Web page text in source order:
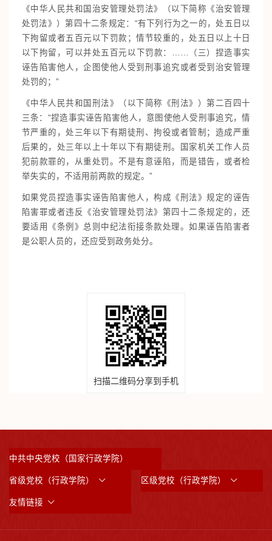
《中华人民共和国治安管理处罚法》（以下简称《治安管理
处罚法》）第四十二条规定：“有下列行为之一的，处五日以
下拘留或者五百元以下罚款；情节较重的，处五日以上十日
以下拘留，可以并处五百元以下罚款：……（三）捏造事实
诬告陷害他人，企图使他人受到刑事追究或者受到治安管理
处罚的；”
《中华人民共和国刑法》（以下简称《刑法》）第二百四十
三条：“捏造事实诬告陷害他人，意图使他人受刑事追究，情
节严重的，处三年以下有期徒刑、拘役或者管制；造成严重
后果的，处三年以上十年以下有期徒刑。国家机关工作人员
犯前款罪的，从重处罚。不是有意诬陷，而是错告，或者检
举失实的，不适用前两款的规定。”
如果党员捏造事实诬告陷害他人，构成《刑法》规定的诬告
陷害罪或者违反《治安管理处罚法》第四十二条规定的，还
要适用《条例》总则中纪法衔接条款处理。如果诬告陷害者
是公职人员的，还应受到政务处分。
扫描二维码分享到手机
中共中央党校（国家行政学院）
省级党校（行政学院） 区级党校（行政学院）
友情链接